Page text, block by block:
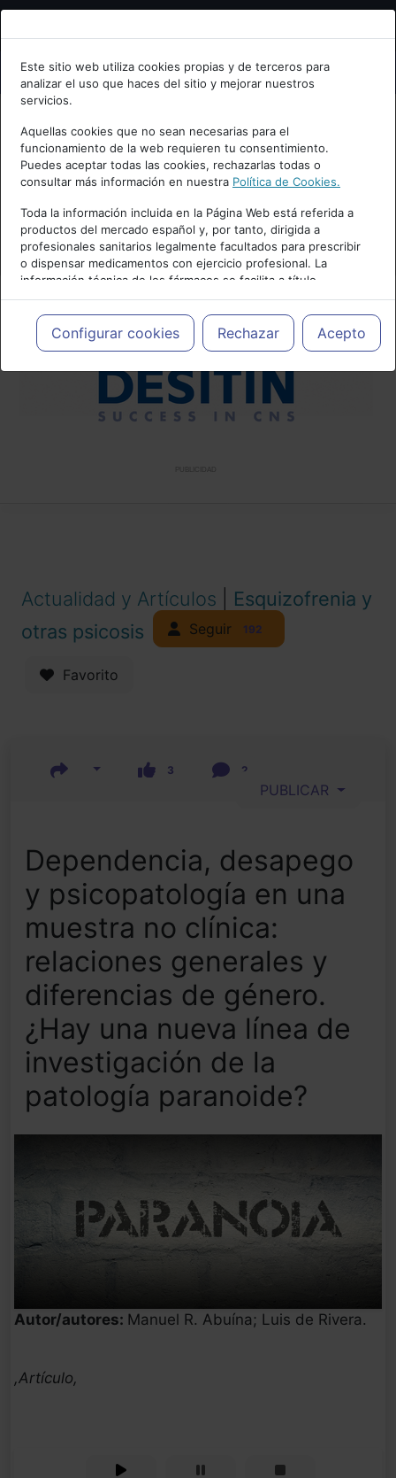
Bienvenid@ a psiquiatria.com
Escribe tu Email
Accede o regístrate con tu email.
Cancelar
Este sitio web utiliza cookies propias y de terceros para
analizar el uso que haces del sitio y mejorar nuestros
servicios.
Aquellas cookies que no sean necesarias para el
funcionamiento de la web requieren tu consentimiento.
Puedes aceptar todas las cookies, rechazarlas todas o
consultar más información en nuestra Política de Cookies.
Toda la información incluida en la Página Web está referida a
productos del mercado español y, por tanto, dirigida a
profesionales sanitarios legalmente facultados para prescribir
o dispensar medicamentos con ejercicio profesional. La
información técnica de los fármacos se facilita a título
meramente informativo, siendo responsabilidad de los
profesionales facultados prescribir medicamentos y decidir, en
cada caso concreto, el tratamiento más adecuado a las
necesidades del paciente.
Configurar cookies Rechazar Acepto
Actualidad y Artículos
Esquizofrenia y
otras psicosis
Seguir 192
Favorito
3 2
PUBLICAR
Dependencia, desapego
y psicopatología en una
muestra no clínica:
relaciones generales y
diferencias de género.
¿Hay una nueva línea de
investigación de la
patología paranoide?
Autor/autores: Manuel R. Abuína; Luis de Rivera.
,Artículo,